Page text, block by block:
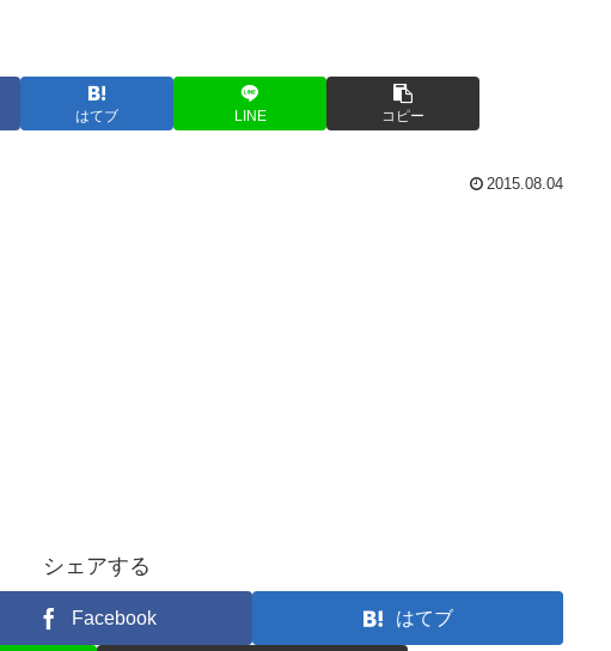
はてブ LINE コピー
2015.08.04
シェアする
Facebook はてブ